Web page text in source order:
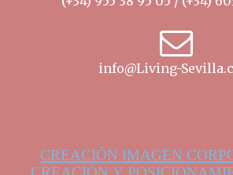
info@Living-